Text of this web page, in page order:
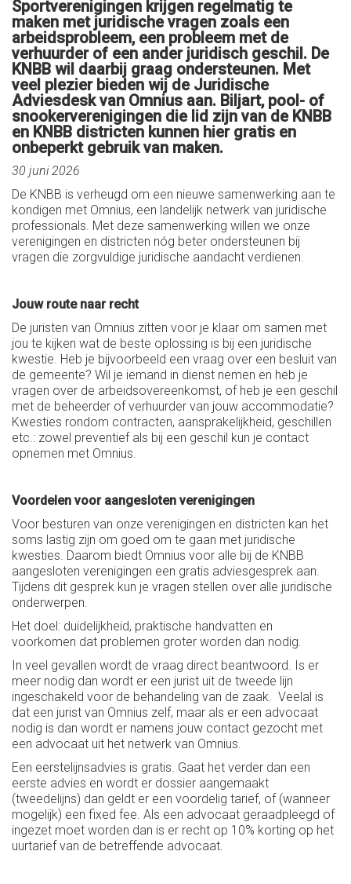
Sportverenigingen krijgen regelmatig te
maken met juridische vragen zoals een
arbeidsprobleem, een probleem met de
verhuurder of een ander juridisch geschil. De
KNBB wil daarbij graag ondersteunen. Met
veel plezier bieden wij de Juridische
Adviesdesk van Omnius aan. Biljart, pool- of
snookerverenigingen die lid zijn van de KNBB
en KNBB districten kunnen hier gratis en
onbeperkt gebruik van maken.
30 juni 2026
De KNBB is verheugd om een nieuwe samenwerking aan te
kondigen met Omnius, een landelijk netwerk van juridische
professionals. Met deze samenwerking willen we onze
verenigingen en districten nóg beter ondersteunen bij
vragen die zorgvuldige juridische aandacht verdienen.
Jouw route naar recht
De juristen van Omnius zitten voor je klaar om samen met
jou te kijken wat de beste oplossing is bij een juridische
kwestie. Heb je bijvoorbeeld een vraag over een besluit van
de gemeente? Wil je iemand in dienst nemen en heb je
vragen over de arbeidsovereenkomst, of heb je een geschil
met de beheerder of verhuurder van jouw accommodatie?
Kwesties rondom contracten, aansprakelijkheid, geschillen
etc.: zowel preventief als bij een geschil kun je contact
opnemen met Omnius.
Voordelen voor aangesloten verenigingen
Voor besturen van onze verenigingen en districten kan het
soms lastig zijn om goed om te gaan met juridische
kwesties. Daarom biedt Omnius voor alle bij de KNBB
aangesloten verenigingen een gratis adviesgesprek aan.
Tijdens dit gesprek kun je vragen stellen over alle juridische
onderwerpen.
Het doel: duidelijkheid, praktische handvatten en
voorkomen dat problemen groter worden dan nodig.
In veel gevallen wordt de vraag direct beantwoord. Is er
meer nodig dan wordt er een jurist uit de tweede lijn
ingeschakeld voor de behandeling van de zaak. Veelal is
dat een jurist van Omnius zelf, maar als er een advocaat
nodig is dan wordt er namens jouw contact gezocht met
een advocaat uit het netwerk van Omnius.
Een eerstelijnsadvies is gratis. Gaat het verder dan een
eerste advies en wordt er dossier aangemaakt
(tweedelijns) dan geldt er een voordelig tarief, of (wanneer
mogelijk) een fixed fee. Als een advocaat geraadpleegd of
ingezet moet worden dan is er recht op 10% korting op het
uurtarief van de betreffende advocaat.